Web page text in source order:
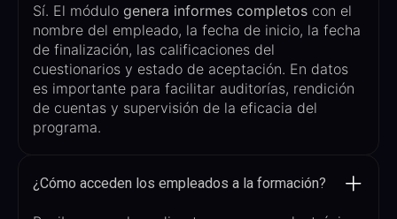
Sí. El módulo genera informes completos con el
nombre del empleado, la fecha de inicio, la fecha
de finalización, las calificaciones del
cuestionarios y estado de aceptación. En datos
es importante para facilitar auditorías, rendición
de cuentas y supervisión de la eficacia del
programa.
¿Cómo acceden los empleados a la formación?